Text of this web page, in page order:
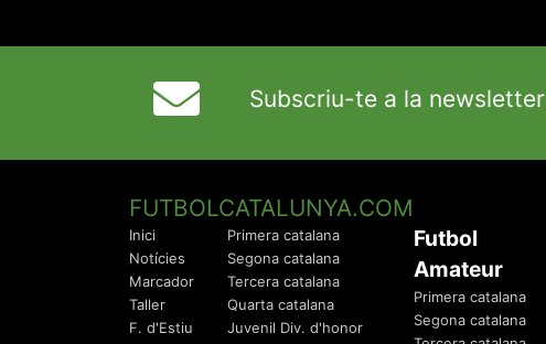
Subscriu-te a la newsletter
FUTBOLCATALUNYA.COM
Inici
Notícies
Marcador
Taller
F. d'Estiu
Primera catalana
Segona catalana
Tercera catalana
Quarta catalana
Juvenil Div. d'honor
Futbol
Amateur
Primera catalana
Segona catalana